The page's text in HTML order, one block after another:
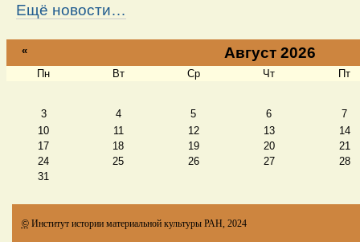
Ещё новости…
« Август 2026
Пн Вт Ср Чт Пт
3 4 5 6
7
10
11 12 13
14
17
18 19 20
21
24
25 26 27
28
31
© Институт истории материальной культуры РАН, 2024